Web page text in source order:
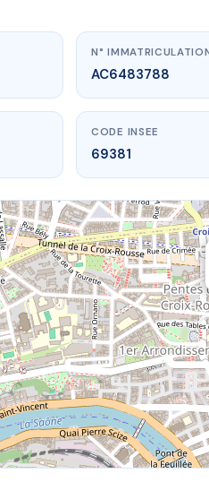
www.vme.plus/
SDC 39 RUE
39 r burdeau69001
N°
AC6483788
CODE INSEE
69381